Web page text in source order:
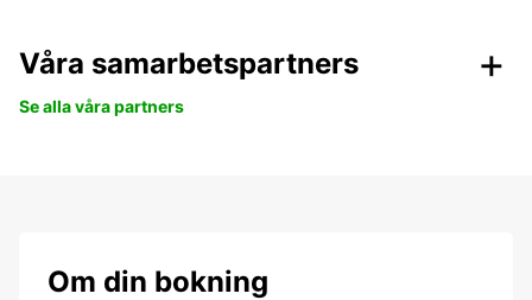
Våra samarbetspartners
Se alla våra partners
Om din bokning